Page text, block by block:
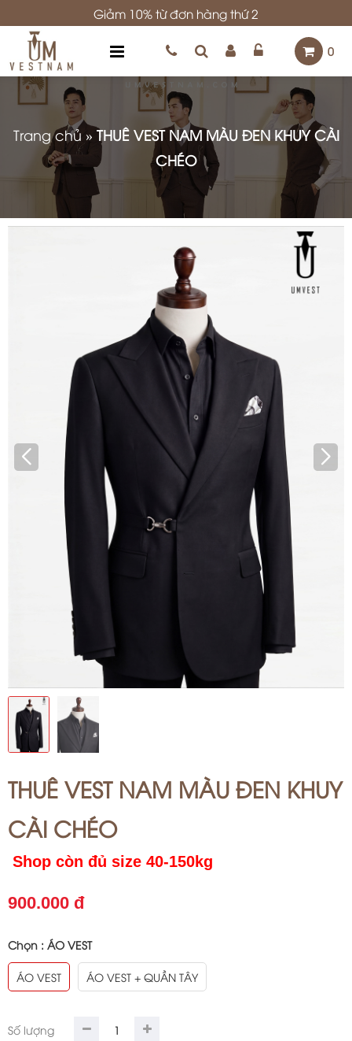
Giảm 10% từ đơn hàng thứ 2
0
Trang chủ » THUÊ VEST NAM MÀU ĐEN KHUY CÀI
CHÉO
THUÊ VEST NAM MÀU ĐEN KHUY
CÀI CHÉO
Shop còn đủ size 40-150kg
900.000 đ
Chọn : ÁO VEST
ÁO VEST ÁO VEST + QUẦN TÂY
Số lượng